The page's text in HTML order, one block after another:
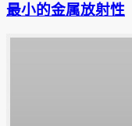
最小的金属放射性